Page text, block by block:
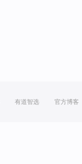
有道智选 官方博客